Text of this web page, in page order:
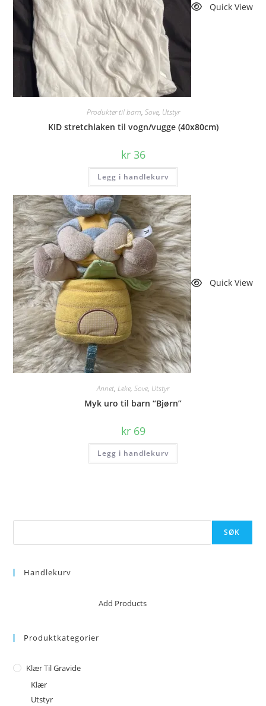
Quick View
Produkter til barn, Sove, Utstyr
KID stretchlaken til vogn/vugge (40x80cm)
kr36
Legg i handlekurv
Quick View
Annet, Leke, Sove, Utstyr
Myk uro til barn “Bjørn”
kr69
Legg i handlekurv
SØK
Handlekurv
No products in the cart.Add Products
Produktkategorier
Klær Til Gravide
Klær
Utstyr